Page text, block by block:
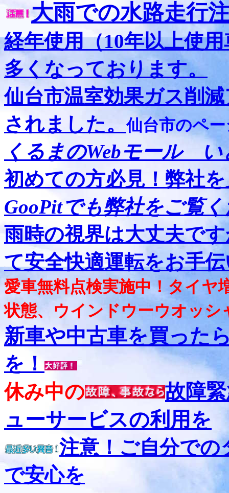
大雨での水路走行
経年使用（10年以上使
多くなっております。
仙台市温室効果ガス削
されました。仙台市のペ
くるまのWebモール い
初めての方必見！弊社
GooPitでも弊社をご覧
雨時の視界は大丈夫で
て安全快適運転をお手
愛車無料点検実施中！タイヤ
状態、ウインドウーウオッシ
新車や中古車を買った
を！
休み中の
故障
ューサービスの利用を
注意！ご自分で
で安心を